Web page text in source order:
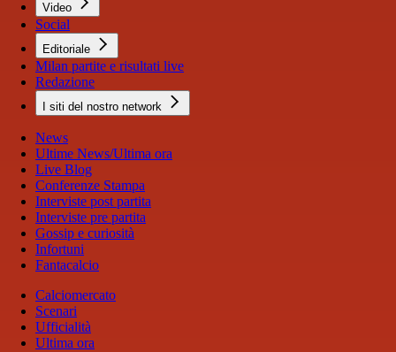
Video
Social
Editoriale
Milan partite e risultati live
Redazione
I siti del nostro network
News
Ultime News/Ultima ora
Live Blog
Conferenze Stampa
Interviste post partita
Interviste pre partita
Gossip e curiosità
Infortuni
Fantacalcio
Calciomercato
Scenari
Ufficialità
Ultima ora